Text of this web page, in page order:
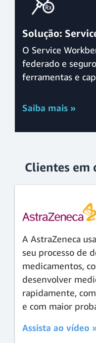
Solução:
O Service
federado e
ferramentas e
Saiba mais »
Clientes em
A AstraZeneca
seu processo de
medicamentos,
desenvolver
rapidamente,
e com maior
Assista ao vídeo